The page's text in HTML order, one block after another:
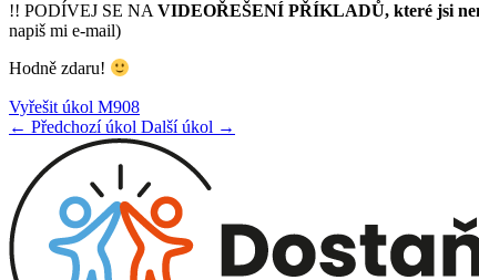
!! PODÍVEJ SE NAVIDEOŘEŠENÍ PŘÍKLADŮ, které jsi
napiš mi e-mail)
Hodně zdaru!
Vyřešit úkol M908
← Předchozí úkol Další úkol →